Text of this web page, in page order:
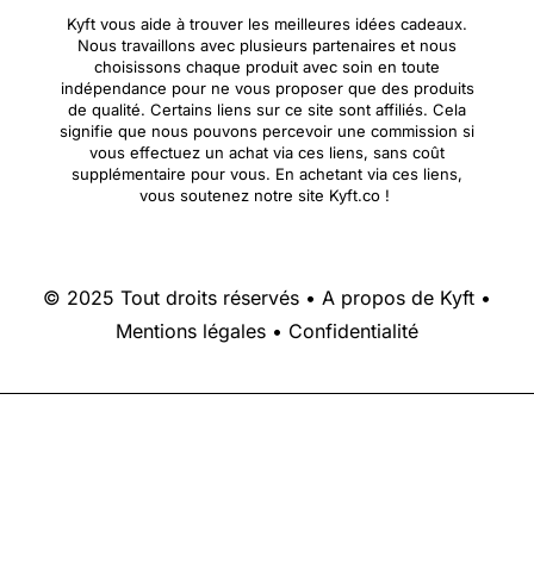
Kyft vous aide à trouver les meilleures idées cadeaux.
Nous travaillons avec plusieurs partenaires et nous
choisissons chaque produit avec soin en toute
indépendance pour ne vous proposer que des produits
de qualité. Certains liens sur ce site sont affiliés. Cela
signifie que nous pouvons percevoir une commission si
vous effectuez un achat via ces liens, sans coût
supplémentaire pour vous. En achetant via ces liens,
vous soutenez notre site Kyft.co !
© 2025 Tout droits réservés • A propos de Kyft •
Mentions légales • Confidentialité